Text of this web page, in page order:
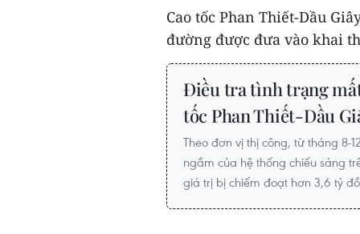
Cao tốc Phan Thiết-Dầu
đường được đưa vào khai
Điều tra tình trạng
tốc Phan Thiết-Dầu
Theo đơn vị thị công, từ tháng
ngầm của hệ thống chiếu sáng
giá trị bị chiếm đoạt hơn 3,6 tỷ